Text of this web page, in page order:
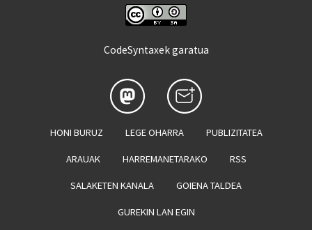
CodeSyntaxek garatua
HONI BURUZ LEGE OHARRA PUBLIZITATEA
ARAUAK HARREMANETARAKO RSS
SALAKETEN KANALA GOIENA TALDEA
GUREKIN LAN EGIN